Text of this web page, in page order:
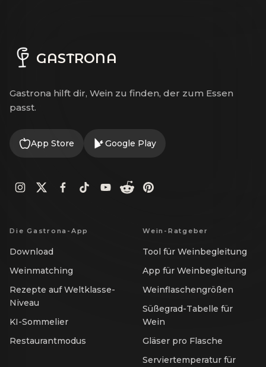
GASTRONA
Gastrona hilft dir, Wein zu finden, der zum Essen
passt.
App Store Google Play
Die Gastrona-App
Download
Weinmatching
Rezepte auf Weltklasse-
Niveau
KI-Sommelier
Restaurantmodus
Wein-Ratgeber
Tool für Weinbegleitung
App für Weinbegleitung
Weinflaschengrößen
Süßegrad-Tabelle für
Wein
Gläser pro Flasche
Serviertemperatur für